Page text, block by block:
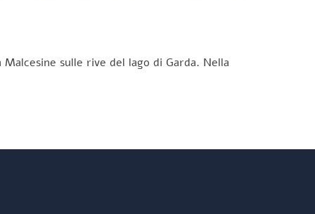
sulle rive del lago di Garda. Nella